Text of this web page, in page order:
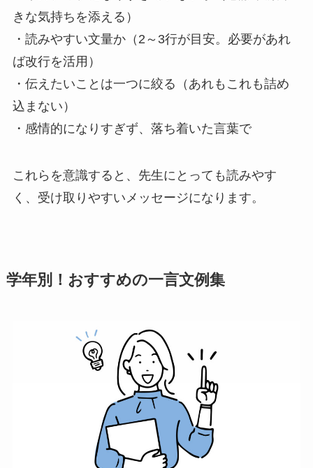
きな気持ちを添える）
・読みやすい文量か（2～3行が目安。必要があれ
ば改行を活用）
・伝えたいことは一つに絞る（あれもこれも詰め
込まない）
・感情的になりすぎず、落ち着いた言葉で
これらを意識すると、先生にとっても読みやす
く、受け取りやすいメッセージになります。
学年別！おすすめの一言文例集